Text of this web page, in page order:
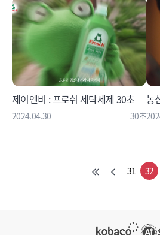
제이엔비 : 프로쉬 세탁세제 30초
2024.04.30 30초
농
31 32